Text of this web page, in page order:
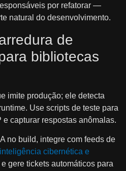
por refatorar —
natural do desenvolvimento.
de
bibliotecas
imite produção; ele detecta
Use scripts de teste para
capturar respostas anômalas.
no build, integre com feeds de
inteligência cibernética e
e gere tickets automáticos para